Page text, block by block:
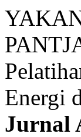
Energi
Jurnal